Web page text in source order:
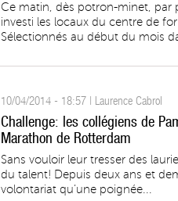
Ce matin, dès potron-minet, par
investi les locaux du centre de
Sélectionnés au début du mois
10/04/2014 - 18:57 | Laurence Cabrol
Challenge: les collégiens de
Marathon de Rotterdam
Sans vouloir leur tresser des
du talent! Depuis deux ans et
volontariat qu’une poignée...